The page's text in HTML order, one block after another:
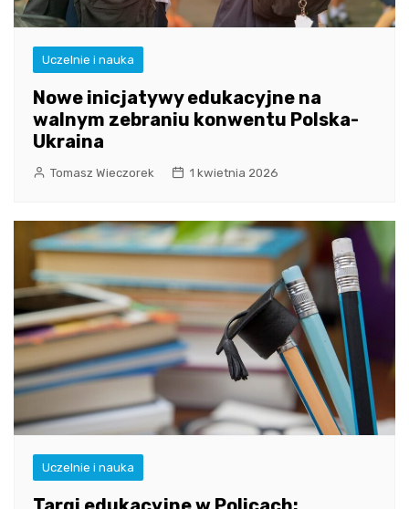
Uczelnie i nauka
Nowe inicjatywy edukacyjne na
walnym zebraniu konwentu Polska-
Ukraina
Tomasz Wieczorek 1 kwietnia 2026
Uczelnie i nauka